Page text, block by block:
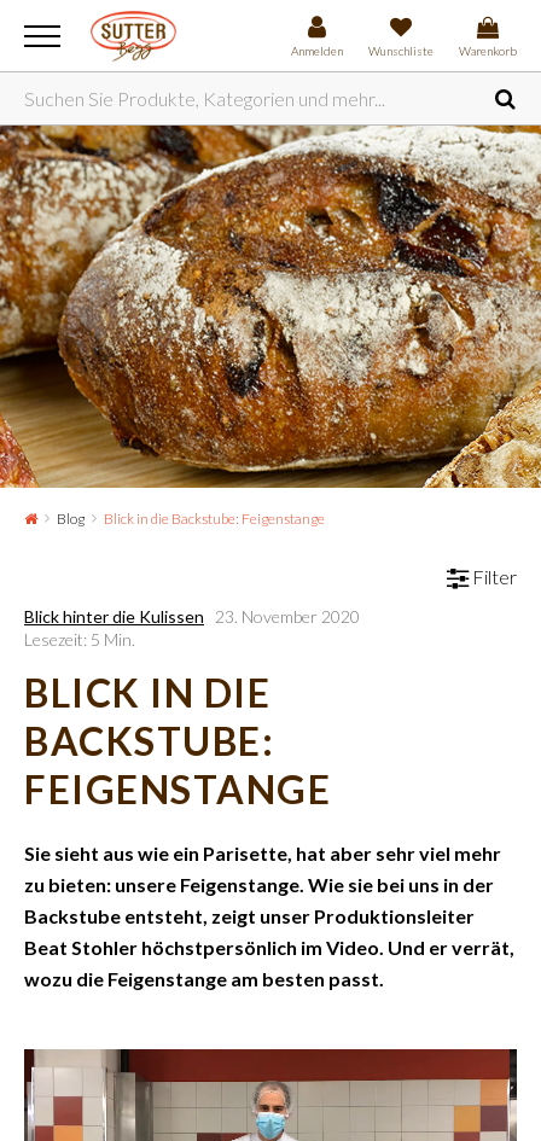
Anmelden Wunschliste Warenkorb
Blog Blick in die Backstube: Feigenstange
Filter
Blick hinter die Kulissen
23. November 2020
Lesezeit: 5 Min.
BLICK IN DIE
BACKSTUBE:
FEIGENSTANGE
Sie sieht aus wie ein Parisette, hat aber sehr viel mehr
zu bieten: unsere Feigenstange. Wie sie bei uns in der
Backstube entsteht, zeigt unser Produktionsleiter
Beat Stohler höchstpersönlich im Video. Und er verrät,
wozu die Feigenstange am besten passt.